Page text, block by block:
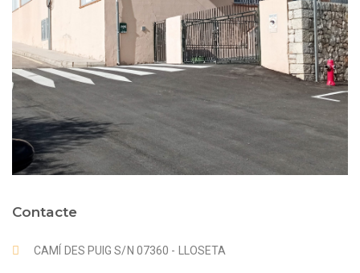
Contacte
CAMÍ DES PUIG S/N 07360 - LLOSETA